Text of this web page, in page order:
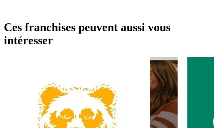
Ces franchises peuvent aussi vous
intéresser